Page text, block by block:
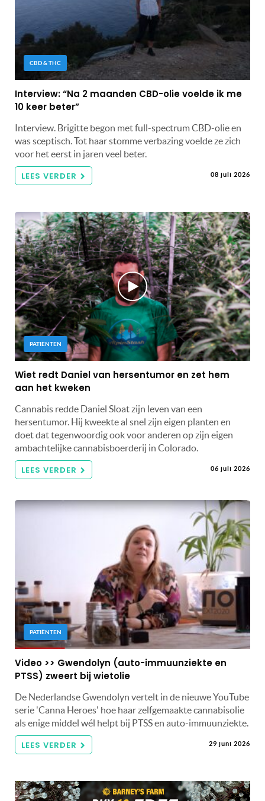
CBD & THC
Interview: “Na 2 maanden CBD-olie voelde ik me
10 keer beter”
Interview. Brigitte begon met full-spectrum CBD-olie en
was sceptisch. Tot haar stomme verbazing voelde ze zich
voor het eerst in jaren veel beter.
LEES VERDER 08 juli 2026
PATIËNTEN
Wiet redt Daniel van hersentumor en zet hem
aan het kweken
Cannabis redde Daniel Sloat zijn leven van een
hersentumor. Hij kweekte al snel zijn eigen planten en
doet dat tegenwoordig ook voor anderen op zijn eigen
ambachtelijke cannabisboerderij in Colorado.
LEES VERDER 06 juli 2026
PATIËNTEN
Video >> Gwendolyn (auto-immuunziekte en
PTSS) zweert bij wietolie
De Nederlandse Gwendolyn vertelt in de nieuwe YouTube
serie 'Canna Heroes' hoe haar zelfgemaakte cannabisolie
als enige middel wél helpt bij PTSS en auto-immuunziekte.
LEES VERDER 29 juni 2026